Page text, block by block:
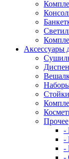
Аксессуары
Прочее
-
-
-
-